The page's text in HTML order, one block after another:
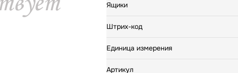
Ящики
Штрих-код
Единица измерения
Артикул